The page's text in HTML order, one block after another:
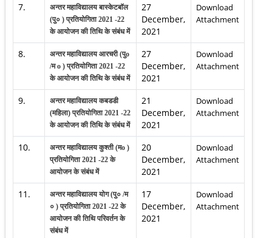
7.
अन्तर महाविद्यालय बास्केटबॉल
(पु० ) प्रतियोगिता 2021 -22
के आयोजन की तिथि के संबंध में
27
December,
2021
Download
Attachment
8.
अन्तर महाविद्यालय आरचरी (पुo
/म o ) प्रतियोगिता 2021 -22
के आयोजन की तिथि के संबंध में
27
December,
2021
Download
Attachment
9.
अन्तर महाविद्यालय कबडडी
(महिला) प्रतियोगिता 2021 -22
के आयोजन की तिथि के संबंध में
21
December,
2021
Download
Attachment
10.
अन्तर महाविद्यालय कुश्ती (मo )
प्रतियोगिता 2021 -22 के
आयोजन के संबंध में
20
December,
2021
Download
Attachment
11.
अन्तर महाविद्यालय योग (पु० /म
० ) प्रतियोगिता 2021 -22 के
आयोजन की तिथि परिवर्तन के
संबंध में
17
December,
2021
Download
Attachment